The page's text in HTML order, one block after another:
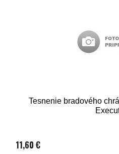
Tesnenie bradového
11,60 €